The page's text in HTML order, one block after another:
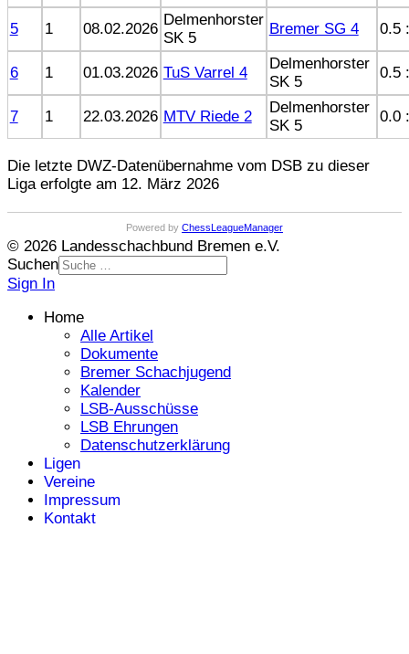
5 1 08.02.2026
Delmenhorster
SK 5
Bremer SG 4 0.5
6 1 01.03.2026 TuS Varrel 4
Delmenhorster
SK 5
0.5
7 1 22.03.2026 MTV Riede 2
Delmenhorster
SK 5
0.0
Die letzte DWZ-Datenübernahme vom DSB zu dieser
Liga erfolgte am 12. März 2026
Powered by ChessLeagueManager
© 2026 Landesschachbund Bremen e.V.
Suchen
Sign In
Home
Alle Artikel
Dokumente
Bremer Schachjugend
Kalender
LSB-Ausschüsse
LSB Ehrungen
Datenschutzerklärung
Ligen
Vereine
Impressum
Kontakt